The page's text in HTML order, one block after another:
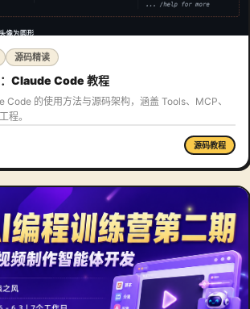
源码精读
Claude Code 教程
Code 的使用方法与源码架构，涵盖 Tools、MCP、
程。
源码教程